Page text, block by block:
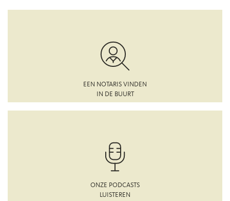
EEN NOTARIS VINDEN
IN DE BUURT
ONZE PODCASTS
LUISTEREN